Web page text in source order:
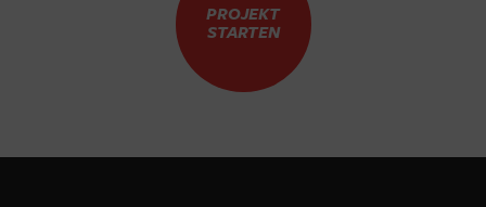
PROJEKT
STARTEN